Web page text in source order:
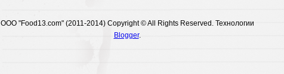
ООО "Food13.com" (2011-2014) Copyright © All Rights Reserved. Технологии
Blogger.